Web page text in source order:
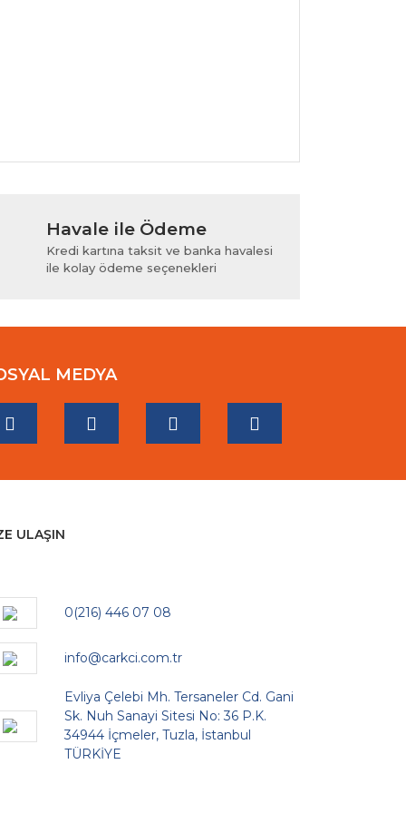
tarafımıza iletebilirsiniz.
Havale ile Ödeme
Kredi kartına taksit ve banka havalesi
ile kolay ödeme seçenekleri
MEDYA
ULAŞIN
0(216) 446 07 08
info@carkci.com.tr
Evliya Çelebi Mh. Tersaneler Cd. Gani
Sk. Nuh Sanayi Sitesi No: 36 P.K.
34944 İçmeler, Tuzla, İstanbul
TÜRKİYE